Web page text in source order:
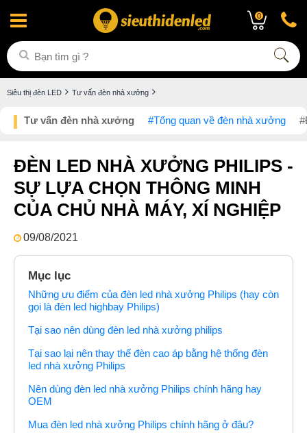
0
Siêu thị đèn LED Tư vấn đèn nhà xưởng
Tư vấn đèn nhà xưởng #Tổng quan về đèn nhà xưởng
ĐÈN LED NHÀ XƯỞNG PHILIPS -
SỰ LỰA CHỌN THÔNG MINH
CỦA CHỦ NHÀ MÁY, XÍ NGHIỆP
09/08/2021
Mục lục
Những ưu điểm của đèn led nhà xưởng Philips (hay còn
gọi là đèn led highbay Philips)
Tại sao nên dùng đèn led nhà xưởng philips
Tại sao lại nên thay thế đèn cao áp bằng hệ thống đèn
led nhà xưởng Philips
Nên dùng đèn led nhà xưởng Philips chính hãng hay
OEM
Mua đèn led nhà xưởng Philips chính hãng ở đâu?